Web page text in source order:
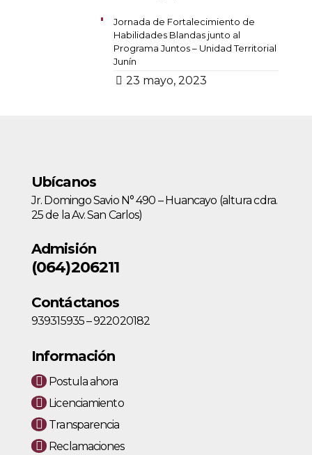
Jornada de Fortalecimiento de
Habilidades Blandas junto al
Programa Juntos – Unidad Territorial
Junín
23 mayo, 2023
Ubícanos
Jr. Domingo Savio N° 490 – Huancayo (altura cdra.
25 de la Av. San Carlos)
Admisión
(064)206211
Contáctanos
939315935 – 922020182
Información
Postula ahora
Licenciamiento
Transparencia
Reclamaciones